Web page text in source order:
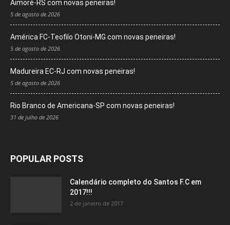
Aimoré-RS com novas peneiras!
5 de agosto de 2026
América FC-Teofilo Otoni-MG com novas peneiras!
5 de agosto de 2026
Madureira EC-RJ com novas peneiras!
5 de agosto de 2026
Rio Branco de Americana-SP com novas peneiras!
31 de julho de 2026
POPULAR POSTS
Calendário completo do Santos F.C em
2017!!!
2 de janeiro de 2017